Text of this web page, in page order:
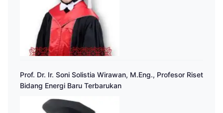
Prof. Dr. Ir. Soni Solistia Wirawan, M.Eng., Profesor Riset
Bidang Energi Baru Terbarukan